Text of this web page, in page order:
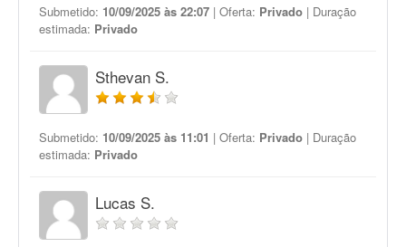
Submetido: 10/09/2025 às 22:07 | Oferta: Privado | Duração
estimada: Privado
Sthevan S.
Submetido: 10/09/2025 às 11:01 | Oferta: Privado | Duração
estimada: Privado
Lucas S.